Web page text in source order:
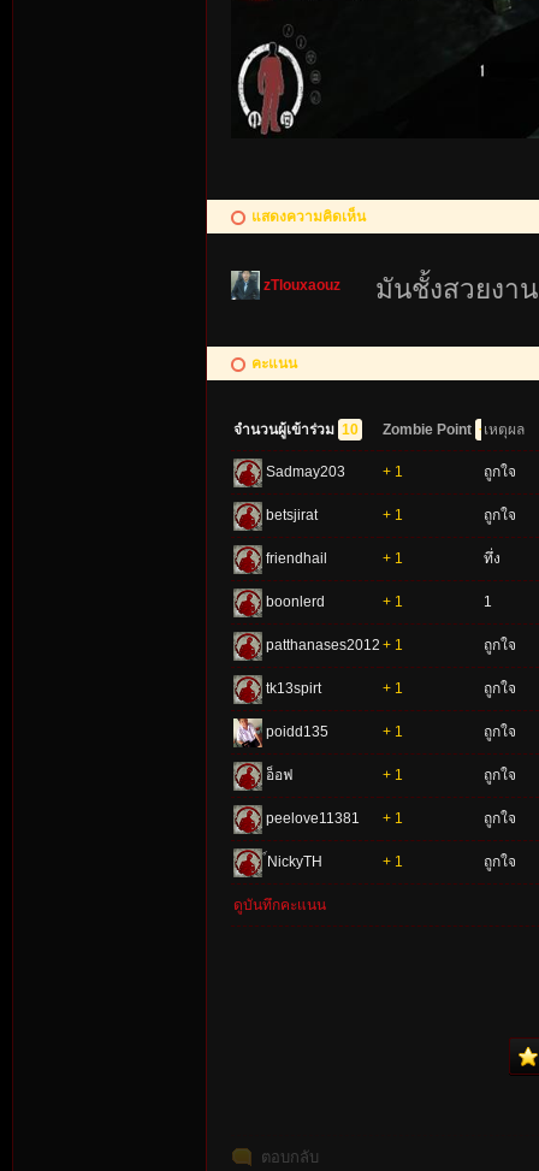
แสดงความคิดเห็น
zTlouxaouz มันชั้งสวยง
คะแนน
จำนวนผู้เข้าร่วม 10 Zombie Point +10
เหตุผล
Sadmay203 + 1 ถูกใจ
betsjirat + 1 ถูกใจ
friendhail + 1 ทึ่ง
boonlerd + 1 1
patthanases2012 + 1 ถูกใจ
tk13spirt + 1 ถูกใจ
poidd135 + 1 ถูกใจ
อ็อฟ + 1 ถูกใจ
peelove11381 + 1 ถูกใจ
์NickyTH + 1 ถูกใจ
ดูบันทึกคะแนน
ตอบกลับ